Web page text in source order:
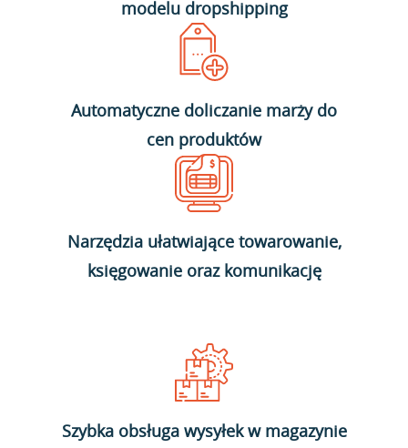
modelu dropshipping
Automatyczne doliczanie marży do
cen produktów
Narzędzia ułatwiające towarowanie,
księgowanie oraz komunikację
Szybka obsługa wysyłek w magazynie